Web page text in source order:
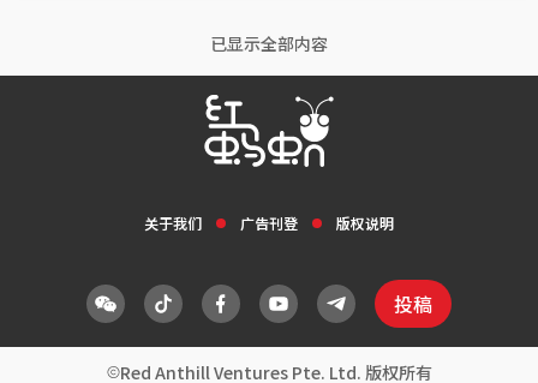
已显示全部内容
关于我们 广告刊登 版权说明
投稿
Red Anthill Ventures Pte. Ltd. 版权所有